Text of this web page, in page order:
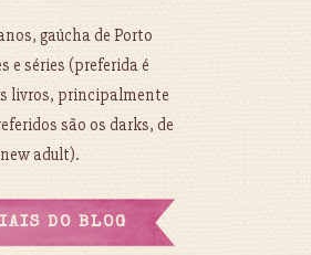
gaúcha de Porto
e séries (preferida é
livros, principalmente
são os darks, de
adult).
DO BLOG